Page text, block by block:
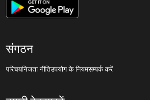
संगठन
परिचयनिजता नीतिउपयोग के नियमसम्पर्क करें